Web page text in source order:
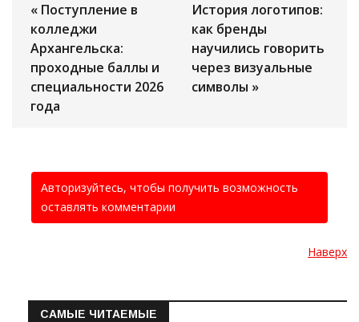
« Поступление в
колледжи
Архангельска:
проходные баллы и
специальности 2026
года
История логотипов:
как бренды
научились говорить
через визуальные
символы »
Авторизуйтесь, чтобы получить возможность
оставлять комментарии
Наверх
САМЫЕ ЧИТАЕМЫЕ